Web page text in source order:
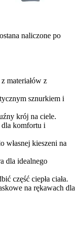
naliczone po
materiałów z
sznurkiem i
krój na ciele.
dla komfortu i
własnej kieszeni na
dla idealnego
część ciepła ciała.
na rękawach dla